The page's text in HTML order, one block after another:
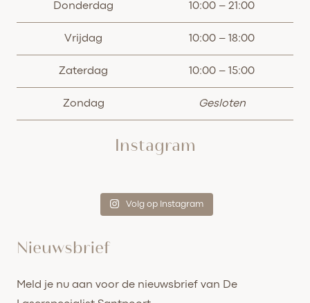
Donderdag 10:00 – 21:00
Vrijdag 10:00 – 18:00
Zaterdag 10:00 – 15:00
Zondag Gesloten
Instagram
Volg op Instagram
Nieuwsbrief
Meld je nu aan voor de nieuwsbrief van De